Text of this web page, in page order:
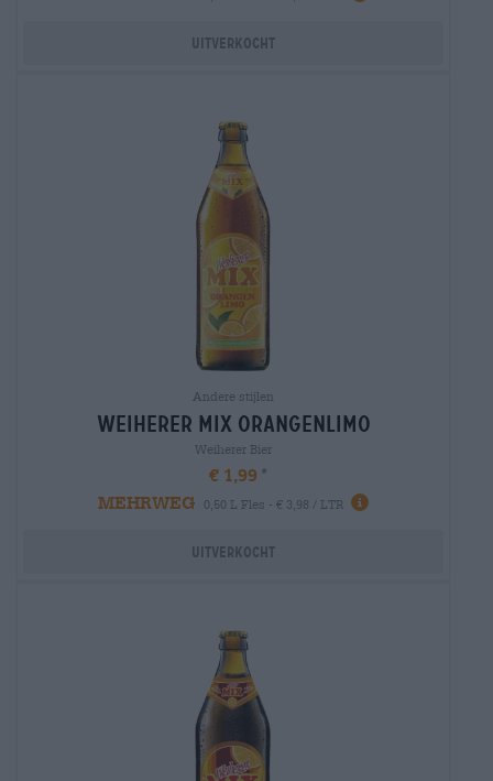
Uitverkocht
Andere stijlen
weiherer mix orangenlimo
Weiherer Bier
€ 1,99
MEHRWEG
0,50 L Fles - € 3,98 / LTR
Uitverkocht